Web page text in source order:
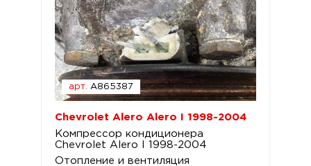
арт. A865387
Chevrolet Alero Alero I 1998-2004
Компрессор кондиционера
Chevrolet Alero I 1998-2004
Отопление и вентиляция